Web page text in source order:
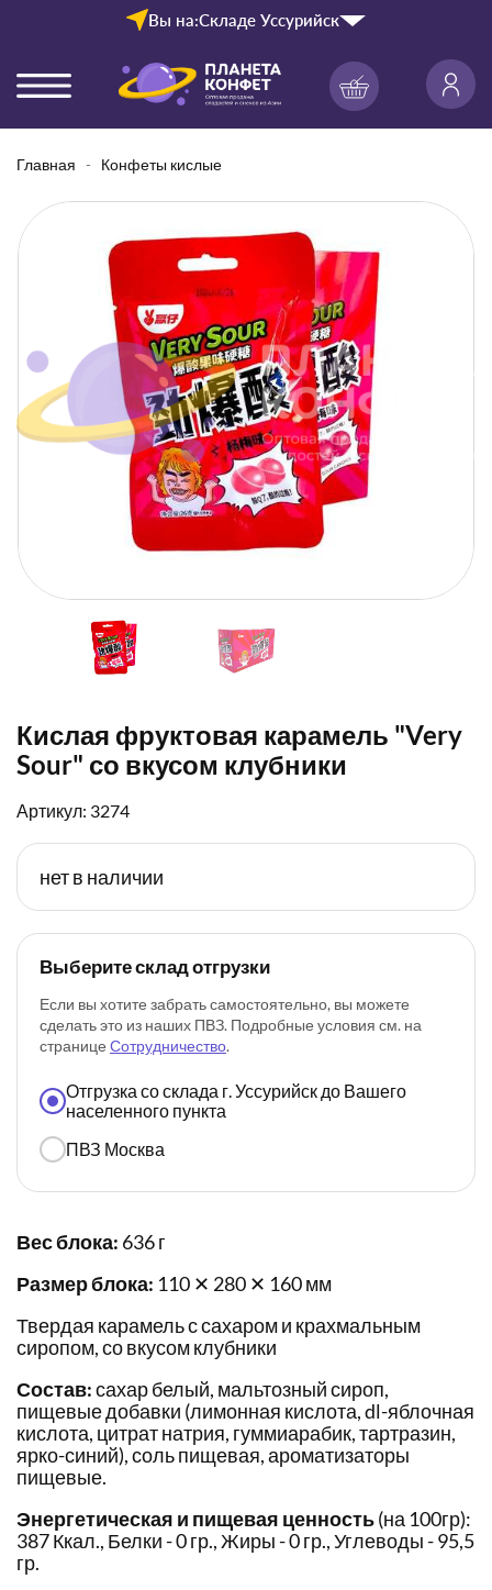
Вы на:Складе Уссурийск
Главная Конфеты кислые
Кислая фруктовая карамель "Very
Sour" со вкусом клубники
Артикул: 3274
нет в наличии
Выберите склад отгрузки
Если вы хотите забрать самостоятельно, вы можете
сделать это из наших ПВЗ. Подробные условия см. на
странице Сотрудничество.
Отгрузка со склада г. Уссурийск до Вашего
населенного пункта
ПВЗ Москва
Вес блока: 636 г
Размер блока: 110 ✕ 280 ✕ 160 мм
Твердая карамель с сахаром и крахмальным
сиропом, со вкусом клубники
Состав:сахар белый, мальтозный сироп,
пищевые добавки (лимонная кислота, dl-яблочная
кислота, цитрат натрия, гуммиарабик, тартразин,
ярко-синий), соль пищевая, ароматизаторы
пищевые.
Энергетическая и пищевая ценность(на 100гр):
387 Ккал., Белки - 0 гр., Жиры - 0 гр., Углеводы - 95,5
гр.